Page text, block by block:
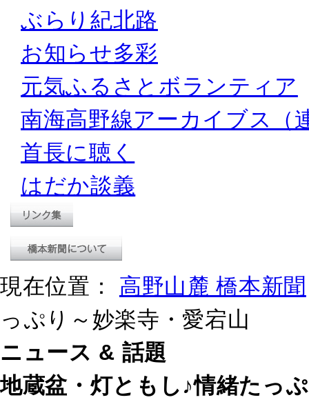
ぶらり紀北路
お知らせ多彩
元気ふるさとボランティア
南海高野線アーカイブス（
首長に聴く
はだか談義
現在位置： 高野山麓 橋本新聞
っぷり～妙楽寺・愛宕山
ニュース & 話題
地蔵盆・灯ともし♪情緒たっ